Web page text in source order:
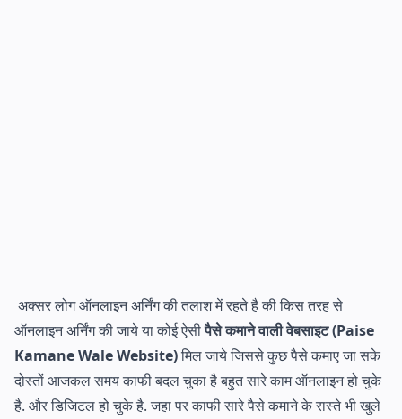
अक्सर लोग ऑनलाइन अर्निंग की तलाश में रहते है की किस तरह से
ऑनलाइन अर्निंग की जाये या कोई ऐसीपैसे कमाने वाली वेबसाइट(Paise
Kamane Wale Website)मिल जाये जिससे कुछ पैसे कमाए जा सके
दोस्तों आजकल समय काफी बदल चुका है बहुत सारे काम ऑनलाइन हो चुके
है. और डिजिटल हो चुके है. जहा पर काफी सारे पैसे कमाने के रास्ते भी खुले